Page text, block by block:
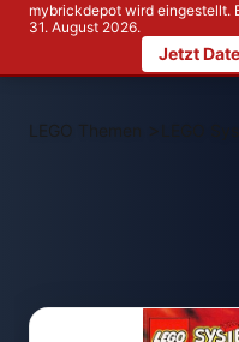
mybrickdepot wird eingestellt.
31. August 2026.
Jetzt
LEGO Themen >